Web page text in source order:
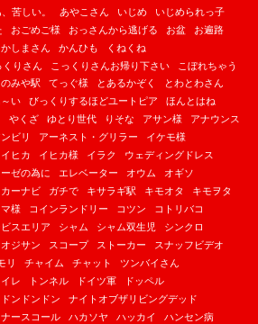
苦しい。 あやこさん いじめ
いじめられっ子
おごめご様 おっさんから逃げる お盆
お遍路
かしまさん かんひも
くねくね
くりさん こっくりさんお帰り下さい
こぼれちゃう
みや駅 てっぐ様 とあるかぞく
とわとわさん
い びっくりするほどユートピア
ほんとはね
やくざ ゆとり世代 りそな アサン様
アナウンス
ビリ アーネスト・グリラー
イケモ様
イヒカ イヒカ様 イラク
ウェディングドレス
ゼの為に エレベーター オウム
オギソ
カーナビ ガチで キサラギ駅 キモオタ
キモヲタ
様 コインランドリー コツン
コトリバコ
スエリア シャム シャム双生児
シンクロ
ジサン スコープ ストーカー
スナッフビデオ
リ チャイム チャット
ツンバイさん
イレ トンネル ドイツ軍
ドッペル
ドンドンドン
ナイトオブザリビングデッド
ナースコール ハカソヤ ハッカイ
ハンセン病